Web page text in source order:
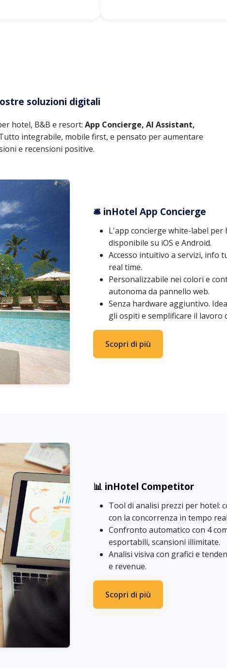
soluzioni digitali
hotel, B&B e resort: App Concierge, AI Assistant,
integrabile, mobile first, e pensato per aumentare
e recensioni positive.
🛎️ inHotel App Concierge
L'app concierge white-label per
disponibile su iOS e Android.
Accesso intuitivo a servizi, info
real time.
Personalizzabile nei colori e
autonoma da pannello web.
Senza hardware aggiuntivo.
gli ospiti e semplificare il lavoro
Scopri di più
📊 inHotel Competitor
Tool di analisi prezzi per hotel:
con la concorrenza in tempo
Confronto automatico con 4
esportabili, scansioni illimitate.
Analisi visiva con grafici e
e revenue.
Scopri di più